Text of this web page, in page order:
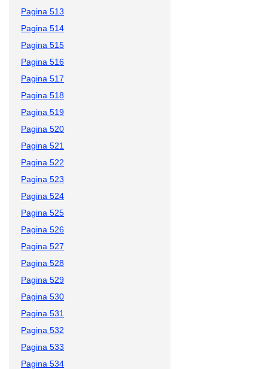
Pagina 513
Pagina 514
Pagina 515
Pagina 516
Pagina 517
Pagina 518
Pagina 519
Pagina 520
Pagina 521
Pagina 522
Pagina 523
Pagina 524
Pagina 525
Pagina 526
Pagina 527
Pagina 528
Pagina 529
Pagina 530
Pagina 531
Pagina 532
Pagina 533
Pagina 534